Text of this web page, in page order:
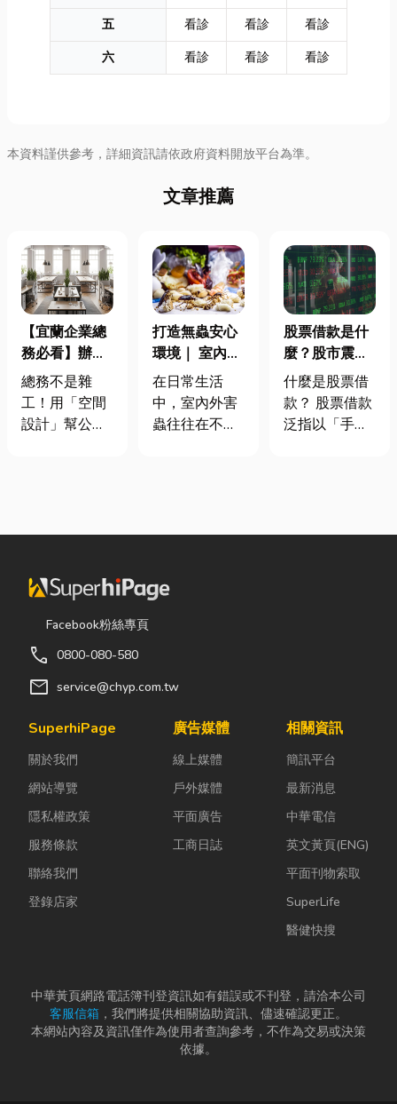
五
看診 看診
看診
六
看診 看診 看診
本資料謹供參考，詳細資訊請依政府資料開放平台為準。
文章推薦
【宜蘭企業總
務必看】辦公
室如何打造高
效能職場？從
辦公桌椅、系
總務不是雜
工！用「空間
設計」幫公司
公室時，常覺
缺東西時「壞
什麼補什麼」
就好，但這種
花了大錢，卻
換來員工抱怨
辦公室空間設
司賺錢的戰
略！真正厲
害...
打造無蟲安心
環境｜ 室內外
害蟲防治全攻
略
在日常生活
中，室內外害
蟲往往在不知
渣或積水，容
食；陽台、庭
床。潮濕陰暗
吸引白蟻、蛾
藏匿，不僅影
響環境整潔，
更可能...
股票借款是什
麼？股市震盪|
股票借款、股
票質借、當鋪
借款完整比較
什麼是股票借
款？ 股票借款
泛指以「手中
的融資方式，
為證券公司的
行的有價證券
貸款，以...
Facebook粉絲專頁
call 0800-080-580
mail service@chyp.com.tw
SuperhiPage
關於我們
網站導覽
隱私權政策
服務條款
聯絡我們
登錄店家
廣告媒體
線上媒體
戶外媒體
平面廣告
工商日誌
相關資訊
簡訊平台
最新消息
中華電信
英文黃頁(ENG)
平面刊物索取
SuperLife
醫健快搜
中華黃頁網路電話簿刊登資訊如有錯誤或不刊登，請洽本公司
客服信箱 ，我們將提供相關協助資訊、儘速確認更正。
本網站內容及資訊僅作為使用者查詢參考，不作為交易或決策
依據。